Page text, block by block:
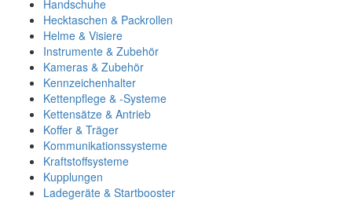
Handschuhe
Hecktaschen & Packrollen
Helme & Visiere
Instrumente & Zubehör
Kameras & Zubehör
Kennzeichenhalter
Kettenpflege & -Systeme
Kettensätze & Antrieb
Koffer & Träger
Kommunikationssysteme
Kraftstoffsysteme
Kupplungen
Ladegeräte & Startbooster